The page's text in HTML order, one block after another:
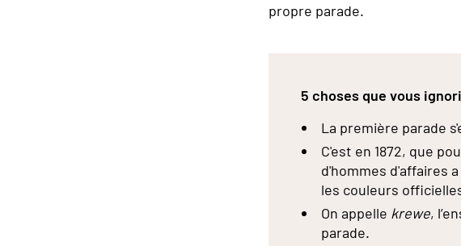
propre parade.
5 choses que vous
La première parade
C'est en 1872, que
d'hommes d'affaires
les couleurs
On appelle krewe,
parade.